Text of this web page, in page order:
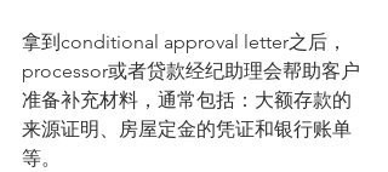
拿到conditional approval letter之后，
processor或者贷款经纪助理会帮助客户
准备补充材料，通常包括：大额存款的
来源证明、房屋定金的凭证和银行账单
等。